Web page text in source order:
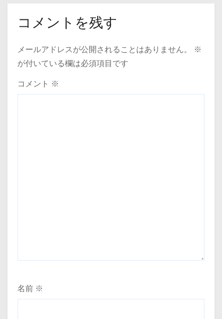
コメントを残す
メールアドレスが公開されることはありません。
※
が付いている欄は必須項目です
コメント ※
名前 ※